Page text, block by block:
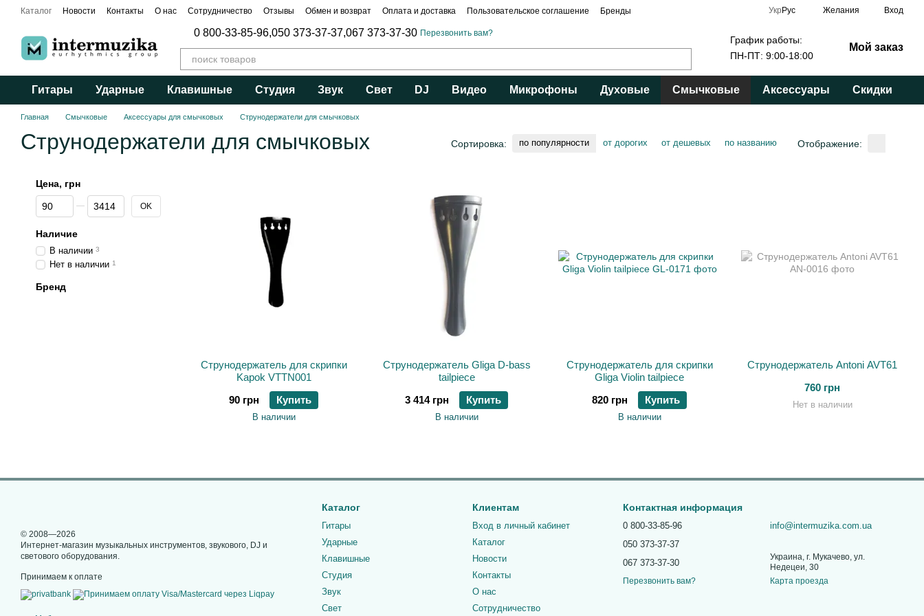
Перейти к основному контенту
Каталог Новости Контакты О нас Сотрудничество Отзывы Обмен и возврат Оплата и доставка Пользовательское соглашение
Бренды
Укр Рус Желания Вход
0 800-33-85-96,050 373-37-37,067 373-37-30 Перезвонить вам?
График работы:
ПН-ПТ: 9:00-18:00
Мой заказ
Гитары Ударные Клавишные Студия Звук Свет DJ Видео Микрофоны Духовые Смычковые Аксессуары Скидки
Главная Смычковые Аксессуары для смычковых Струнодержатели для смычковых
Струнодержатели для смычковых Сортировка: по популярности от дорогих от дешевых по названию Отображение:
Струнодержатель для скрипки
Kapok VTTN001
90 грн
Купить
В наличии
Струнодержатель Gliga D-bass
tailpiece
3 414 грн
Купить
В наличии
Струнодержатель для скрипки
Gliga Violin tailpiece
820 грн
Купить
В наличии
Струнодержатель Antoni AVT61
760 грн
Нет в наличии
Цена, грн
От Цена, грн
До Цена, грн OK
Наличие
В наличии 3
Нет в наличии 1
Бренд
© 2008—2026
Интернет-магазин музыкальных инструментов, звукового, DJ и
светового оборудования.
Принимаем к оплате
Каталог
Гитары
Ударные
Клавишные
Студия
Звук
Свет
Клиентам
Вход в личный кабинет
Каталог
Новости
Контакты
О нас
Сотрудничество
Контактная информация
0 800-33-85-96
050 373-37-37
067 373-37-30
Перезвонить вам?
info@intermuzika.com.ua
Украина, г. Мукачево, ул.
Недецеи, 30
Карта проезда